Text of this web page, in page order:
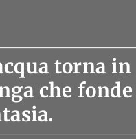
torna in
che fonde